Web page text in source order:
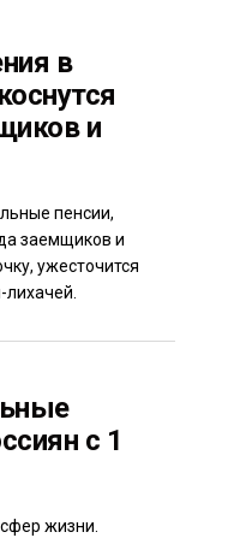
в
и
пенсии,
заемщиков и
ужесточится
с 1
жизни.